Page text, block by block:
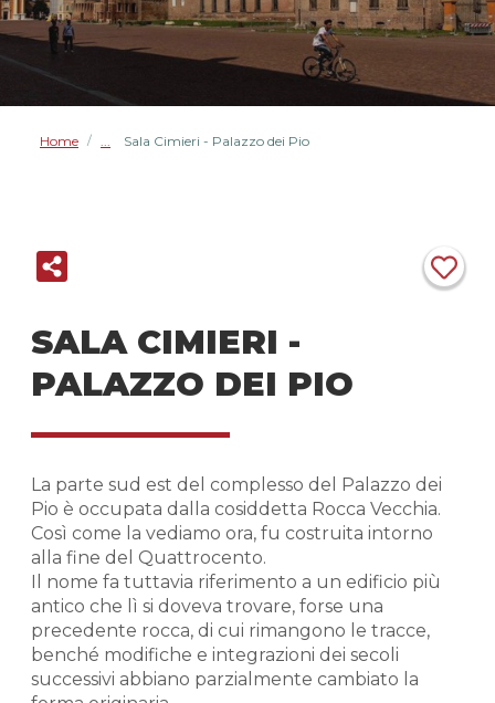
Home / Sala Cimieri - Palazzo dei Pio
SALA CIMIERI -
PALAZZO DEI PIO
La parte sud est del complesso del Palazzo dei
Pio è occupata dalla cosiddetta Rocca Vecchia.
Così come la vediamo ora, fu costruita intorno
alla fine del Quattrocento.
Il nome fa tuttavia riferimento a un edificio più
antico che lì si doveva trovare, forse una
precedente rocca, di cui rimangono le tracce,
benché modifiche e integrazioni dei secoli
successivi abbiano parzialmente cambiato la